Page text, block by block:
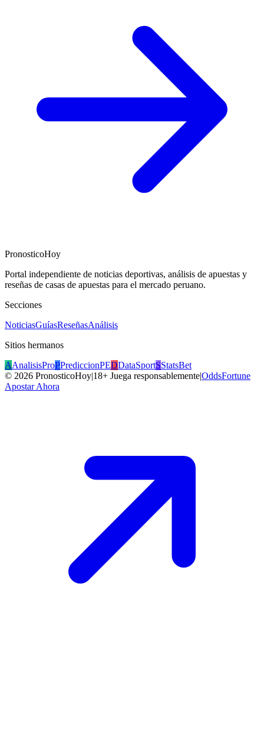
PronosticoHoy
Portal independiente de noticias deportivas, análisis de apuestas y
reseñas de casas de apuestas para el mercado peruano.
Secciones
NoticiasGuíasReseñasAnálisis
Sitios hermanos
AAnalisisProPPrediccionPEDDataSportSStatsBet
© 2026 PronosticoHoy|18+ Juega responsablemente|OddsFortune
Apostar Ahora